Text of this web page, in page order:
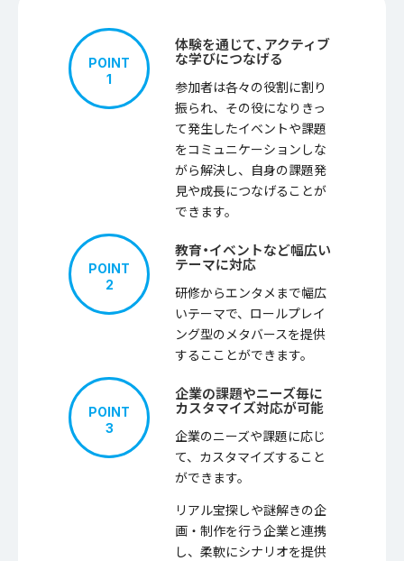
ポ
イ
ン
ト
リ
POINT
1
体験を通じて、アクティブ
な学びにつなげる
参加者は各々の役割に割り
振られ、その役になりきっ
て発生したイベントや課題
をコミュニケーションしな
がら解決し、自身の課題発
見や成長につなげることが
できます。
POINT
2
教育・イベントなど幅広い
テーマに対応
研修からエンタメまで幅広
いテーマで、ロールプレイ
ング型のメタバースを提供
するこことができます。
POINT
3
企業の課題やニーズ毎に
カスタマイズ対応が可能
企業のニーズや課題に応じ
て、カスタマイズすること
ができます。
リアル宝探しや謎解きの企
画・制作を行う企業と連携
し、柔軟にシナリオを提供